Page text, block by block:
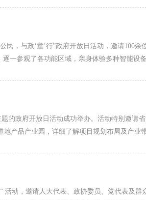
，与政‘童’行”政府开放日活动，邀请100
一参观了各功能区域，亲身体验多种智能设
的政府开放日活动成功举办。活动特别邀请
产品产业园，详细了解项目规划布局及产
动，邀请人大代表、政协委员、党代表及群